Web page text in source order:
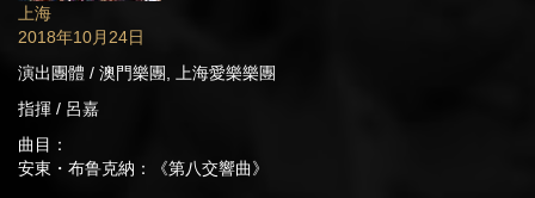
上海
2018年10月24日
演出團體 / 澳門樂團, 上海愛樂樂團
指揮 / 呂嘉
曲目：
安東・布鲁克納：《第八交響曲》